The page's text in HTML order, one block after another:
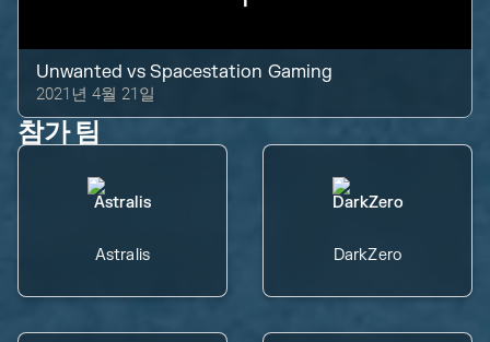
Unwanted vsSpacestation Gaming
2021년 4월 21일
참가 팀
Astralis DarkZero